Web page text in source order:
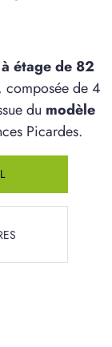
étage de 82
de 4
du modèle
Picardes.